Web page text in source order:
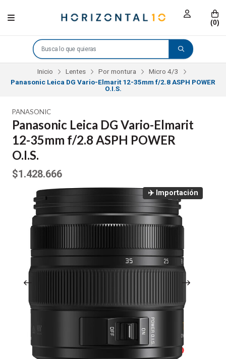
(0)
Inicio Lentes Por montura
Micro 4/3
Panasonic Leica DG Vario-Elmarit 12-35mm f/2.8 ASPH POWER
O.I.S.
PANASONIC
Panasonic Leica DG Vario-Elmarit
12-35mm f/2.8 ASPH POWER
O.I.S.
$1.428.666
✈️ Importación